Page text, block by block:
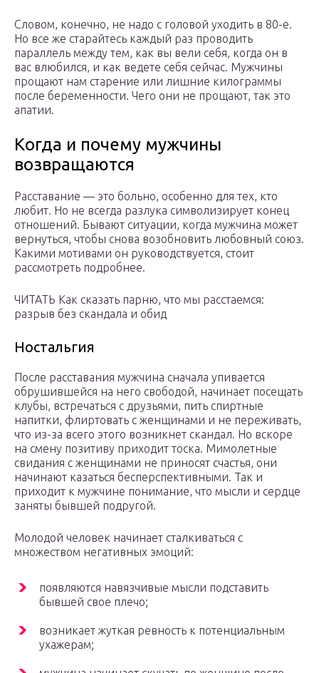
Словом, конечно, не надо с головой уходить в 80-е.
Но все же старайтесь каждый раз проводить
параллель между тем, как вы вели себя, когда он в
вас влюбился, и как ведете себя сейчас. Мужчины
прощают нам старение или лишние килограммы
после беременности. Чего они не прощают, так это
апатии.
Когда и почему мужчины
возвращаются
Расставание — это больно, особенно для тех, кто
любит. Но не всегда разлука символизирует конец
отношений. Бывают ситуации, когда мужчина может
вернуться, чтобы снова возобновить любовный союз.
Какими мотивами он руководствуется, стоит
рассмотреть подробнее.
ЧИТАТЬ Как сказать парню, что мы расстаемся:
разрыв без скандала и обид
Ностальгия
После расставания мужчина сначала упивается
обрушившейся на него свободой, начинает посещать
клубы, встречаться с друзьями, пить спиртные
напитки, флиртовать с женщинами и не переживать,
что из-за всего этого возникнет скандал. Но вскоре
на смену позитиву приходит тоска. Мимолетные
свидания с женщинами не приносят счастья, они
начинают казаться бесперспективными. Так и
приходит к мужчине понимание, что мысли и сердце
заняты бывшей подругой.
Молодой человек начинает сталкиваться с
множеством негативных эмоций:
появляются навязчивые мысли подставить
бывшей свое плечо;
возникает жуткая ревность к потенциальным
ухажерам;